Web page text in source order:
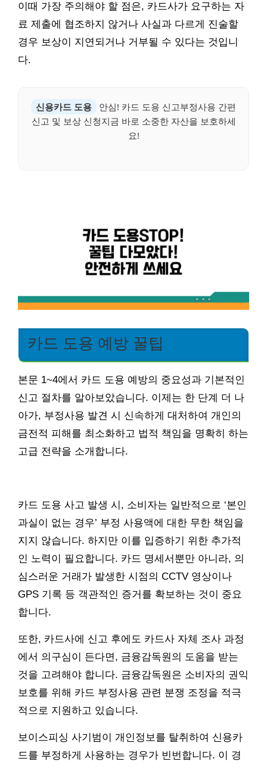
이때 가장 주의해야 할 점은, 카드사가 요구하는 자
료 제출에 협조하지 않거나 사실과 다르게 진술할
경우 보상이 지연되거나 거부될 수 있다는 것입니
다.
신용카드 도용
안심! 카드 도용 신고부정사용 간편
신고 및 보상 신청지금 바로 소중한 자산을 보호하세
요!
카드 도용 예방 꿀팁
본문 1~4에서 카드 도용 예방의 중요성과 기본적인
신고 절차를 알아보았습니다. 이제는 한 단계 더 나
아가, 부정사용 발견 시 신속하게 대처하여 개인의
금전적 피해를 최소화하고 법적 책임을 명확히 하는
고급 전략을 소개합니다.
카드 도용 사고 발생 시, 소비자는 일반적으로 ‘본인
과실이 없는 경우’ 부정 사용액에 대한 무한 책임을
지지 않습니다. 하지만 이를 입증하기 위한 추가적
인 노력이 필요합니다. 카드 명세서뿐만 아니라, 의
심스러운 거래가 발생한 시점의 CCTV 영상이나
GPS 기록 등 객관적인 증거를 확보하는 것이 중요
합니다.
또한, 카드사에 신고 후에도 카드사 자체 조사 과정
에서 의구심이 든다면, 금융감독원의 도움을 받는
것을 고려해야 합니다. 금융감독원은 소비자의 권익
보호를 위해 카드 부정사용 관련 분쟁 조정을 적극
적으로 지원하고 있습니다.
보이스피싱 사기범이 개인정보를 탈취하여 신용카
드를 부정하게 사용하는 경우가 빈번합니다. 이 경